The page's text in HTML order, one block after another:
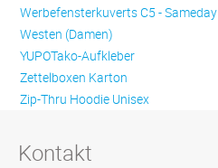
Werbefensterkuverts C5 - Sameday
Westen (Damen)
YUPOTako-Aufkleber
Zettelboxen Karton
Zip-Thru Hoodie Unisex
Kontakt